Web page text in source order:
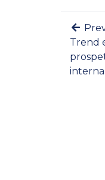
Trend